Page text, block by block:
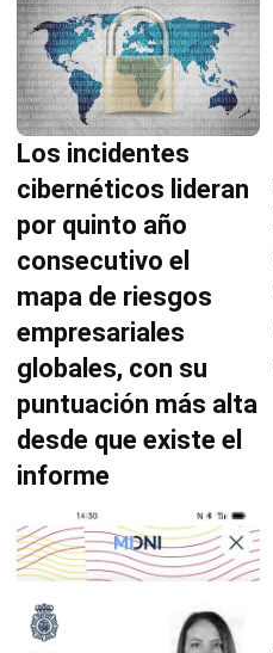
Los incidentes
cibernéticos lideran
por quinto año
consecutivo el
mapa de riesgos
empresariales
globales, con su
puntuación más alta
desde que existe el
informe